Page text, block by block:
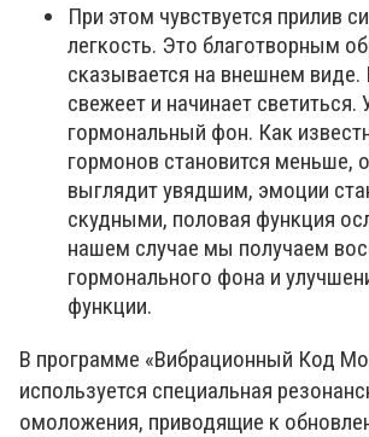
При этом чувствуется прилив
легкость. Это благотворным
сказывается на внешнем
свежеет и начинает светиться.
гормональный фон. Как
гормонов становится меньше,
выглядит увядшим, эмоции
скудными, половая функция
нашем случае мы получаем
гормонального фона и
функции.
В программе «Вибрационный Код
используется специальная
омоложения, приводящие к